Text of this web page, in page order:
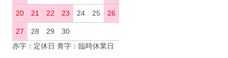
20 21 22 23 24 25 26
27 28 29
30
赤字：定休日 青字：臨時休業日